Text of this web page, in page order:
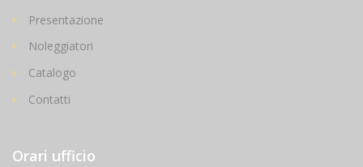
Presentazione
Noleggiatori
Catalogo
Contatti
Orari ufficio